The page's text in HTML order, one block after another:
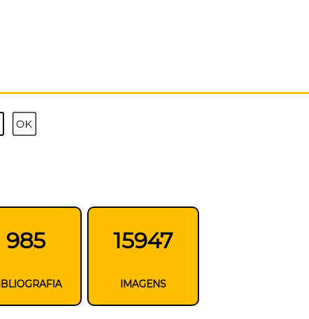
985 15947
IMAGENS